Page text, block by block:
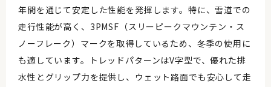
年間を通じて安定した性能を発揮します。特に、雪道での
走行性能が高く、3PMSF（スリーピークマウンテン・ス
ノーフレーク）マークを取得しているため、冬季の使用に
も適しています。トレッドパターンはV字型で、優れた排
水性とグリップ力を提供し、ウェット路面でも安心して走